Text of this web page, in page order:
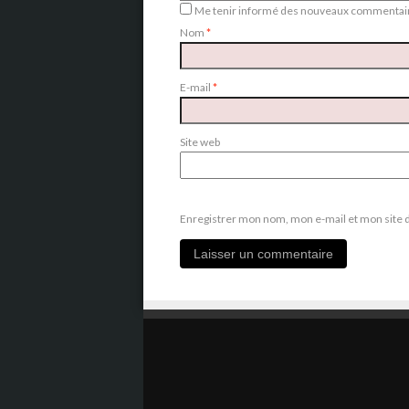
Me tenir informé des nouveaux
Nom *
E-mail *
Site web
Enregistrer mon nom, mon e-mail et mon site